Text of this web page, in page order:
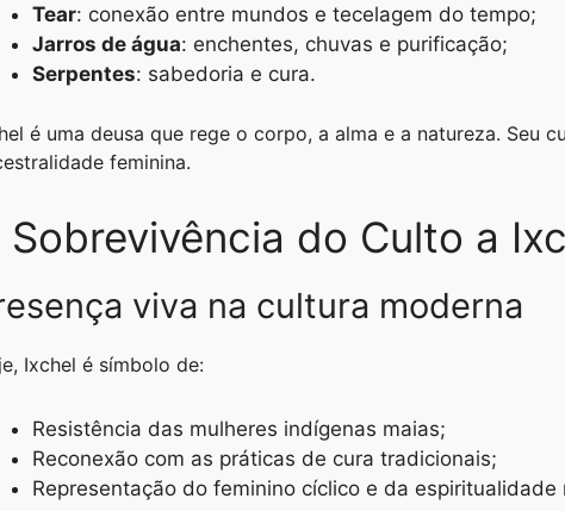
Tear: conexão entre mundos e tecelagem do tempo;
Jarros de água: enchentes, chuvas e purificação;
Serpentes: sabedoria e cura.
é uma deusa que rege o corpo, a alma e a natureza. Seu
feminina.
Sobrevivência do Culto a
viva na cultura moderna
Ixchel é símbolo de:
Resistência das mulheres indígenas maias;
Reconexão com as práticas de cura tradicionais;
Representação do feminino cíclico e da espiritualidade